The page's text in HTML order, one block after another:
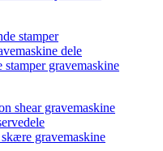
gravemaskine
gravemaskine